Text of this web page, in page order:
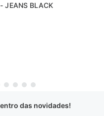
JEANS BLACK
das novidades!